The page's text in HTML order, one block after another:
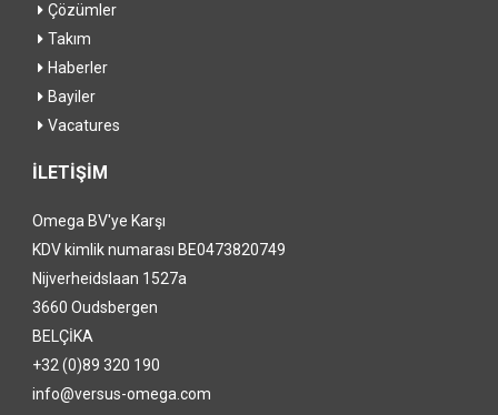
Çözümler
Takım
Haberler
Bayiler
Vacatures
İLETİŞİM
Omega BV'ye Karşı
KDV kimlik numarası BE0473820749
Nijverheidslaan 1527a
3660 Oudsbergen
BELÇİKA
+32 (0)89 320 190
info@versus-omega.com